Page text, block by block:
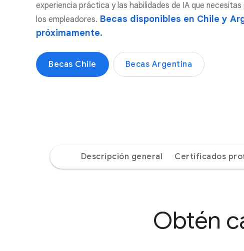
experiencia práctica y las habilidades de IA que
los empleadores. Becas disponibles en Chile y
próximamente.
Becas Chile Becas Argentina
Descripción general Certificados
Obtén